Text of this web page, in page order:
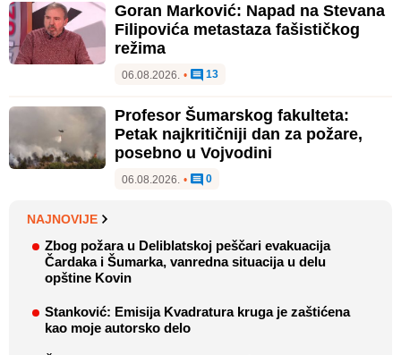
Goran Marković: Napad na Stevana
Filipovića metastaza fašističkog
režima
06.08.2026. • 13
Profesor Šumarskog fakulteta:
Petak najkritičniji dan za požare,
posebno u Vojvodini
06.08.2026. • 0
NAJNOVIJE
Zbog požara u Deliblatskoj peščari evakuacija
Čardaka i Šumarka, vanredna situacija u delu
opštine Kovin
Stanković: Emisija Kvadratura kruga je zaštićena
kao moje autorsko delo